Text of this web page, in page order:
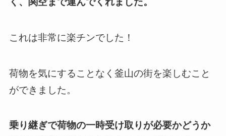
これは非常に楽チンでした！
荷物を気にすることなく釜山の街を楽しむこと
ができました。
乗り継ぎで荷物の一時受け取りが必要かどうか